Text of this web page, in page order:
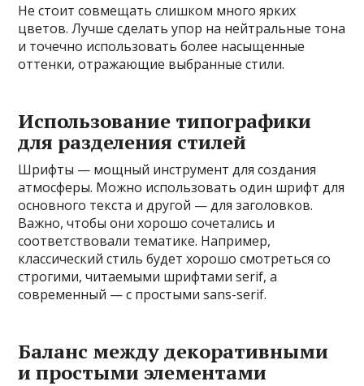
Не стоит совмещать слишком много ярких
цветов. Лучше сделать упор на нейтральные тона
и точечно использовать более насыщенные
оттенки, отражающие выбранные стили.
Использование типографики
для разделения стилей
Шрифты — мощный инструмент для создания
атмосферы. Можно использовать один шрифт для
основного текста и другой — для заголовков.
Важно, чтобы они хорошо сочетались и
соответствовали тематике. Например,
классический стиль будет хорошо смотреться со
строгими, читаемыми шрифтами serif, а
современный — с простыми sans-serif.
Баланс между декоративными
и простыми элементами